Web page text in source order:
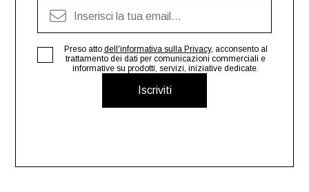
Iscriviti
Preso atto dell'informativa sulla Privacy, acconsento al
trattamento dei dati per comunicazioni commerciali e
informative su prodotti, servizi, iniziative dedicate.